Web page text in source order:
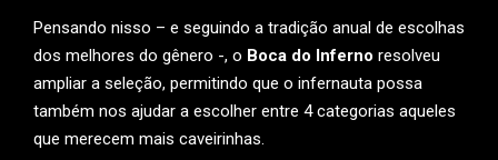
Pensando nisso – e seguindo a tradição anual de escolhas
dos melhores do gênero -, o Boca do Inferno resolveu
ampliar a seleção, permitindo que o infernauta possa
também nos ajudar a escolher entre 4 categorias aqueles
que merecem mais caveirinhas.